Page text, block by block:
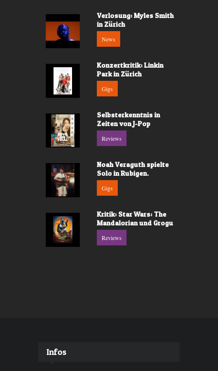
Verlosung: Myles Smith
in Zürich
News
Konzertkritik: Linkin
Park in Zürich
Gigs
Selbsterkenntnis in
Zeiten von J-Pop
Reviews
Noah Veraguth spielte
Solo in Rubigen.
Gigs
Kritik: Star Wars: The
Mandalorian und Grogu
Reviews
Infos